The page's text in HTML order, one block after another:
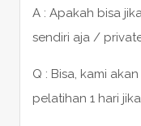
A : Apakah bisa
sendiri aja /
Q : Bisa, kami
pelatihan 1 hari